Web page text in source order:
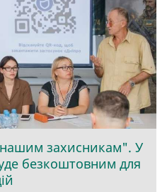
захисникам". У
безкоштовним для